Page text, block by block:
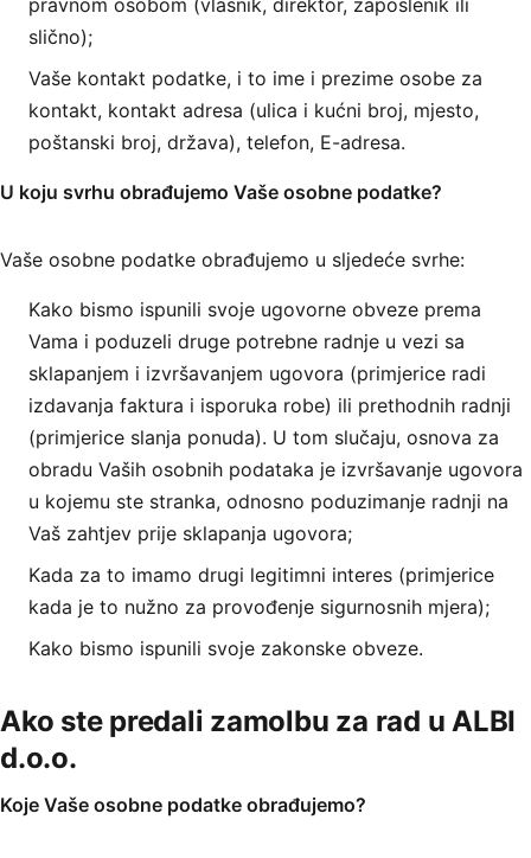
pravnom osobom (vlasnik, direktor, zaposlenik ili
slično);
Vaše kontakt podatke, i to ime i prezime osobe za
kontakt, kontakt adresa (ulica i kućni broj, mjesto,
poštanski broj, država), telefon, E-adresa.
U koju svrhu obrađujemo Vaše osobne podatke?
Vaše osobne podatke obrađujemo u sljedeće svrhe:
Kako bismo ispunili svoje ugovorne obveze prema
Vama i poduzeli druge potrebne radnje u vezi sa
sklapanjem i izvršavanjem ugovora (primjerice radi
izdavanja faktura i isporuka robe) ili prethodnih radnji
(primjerice slanja ponuda). U tom slučaju, osnova za
obradu Vaših osobnih podataka je izvršavanje ugovora
u kojemu ste stranka, odnosno poduzimanje radnji na
Vaš zahtjev prije sklapanja ugovora;
Kada za to imamo drugi legitimni interes (primjerice
kada je to nužno za provođenje sigurnosnih mjera);
Kako bismo ispunili svoje zakonske obveze.
Ako ste predali zamolbu za rad u ALBI
d.o.o.
Koje Vaše osobne podatke obrađujemo?